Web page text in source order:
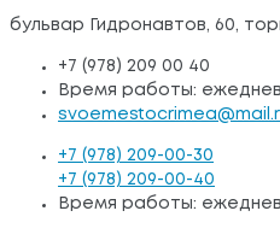
бульвар Гидронавтов, 60,
+7 (978) 209 00 40
Время работы:
+7 (978) 209-00-30
+7 (978) 209-00-40
Время работы: